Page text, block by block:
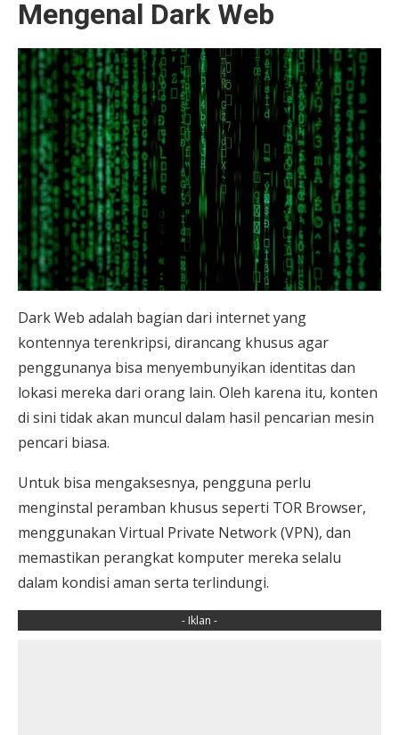
Mengenal Dark Web
Dark Web adalah bagian dari internet yang
kontennya terenkripsi, dirancang khusus agar
penggunanya bisa menyembunyikan identitas dan
lokasi mereka dari orang lain. Oleh karena itu, konten
di sini tidak akan muncul dalam hasil pencarian mesin
pencari biasa.
Untuk bisa mengaksesnya, pengguna perlu
menginstal peramban khusus seperti TOR Browser,
menggunakan Virtual Private Network (VPN), dan
memastikan perangkat komputer mereka selalu
dalam kondisi aman serta terlindungi.
- Iklan -